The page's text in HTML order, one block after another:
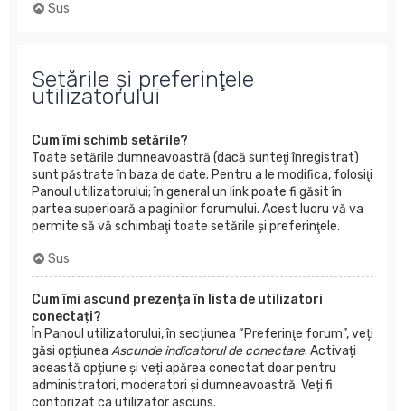
Sus
Setările şi preferinţele
utilizatorului
Cum îmi schimb setările?
Toate setările dumneavoastră (dacă sunteţi înregistrat)
sunt păstrate în baza de date. Pentru a le modifica, folosiţi
Panoul utilizatorului; în general un link poate fi găsit în
partea superioară a paginilor forumului. Acest lucru vă va
permite să vă schimbaţi toate setările şi preferinţele.
Sus
Cum îmi ascund prezența în lista de utilizatori
conectați?
În Panoul utilizatorului, în secțiunea “Preferinţe forum”, veți
găsi opțiunea Ascunde indicatorul de conectare. Activați
această opțiune și veți apărea conectat doar pentru
administratori, moderatori și dumneavoastră. Veți fi
contorizat ca utilizator ascuns.